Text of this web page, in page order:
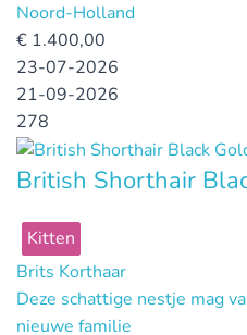
Noord-Holland
€ 1.400,00
23-07-2026
21-09-2026
278
British Shorthair
Kitten
Brits Korthaar
Deze schattige nestje mag
nieuwe familie